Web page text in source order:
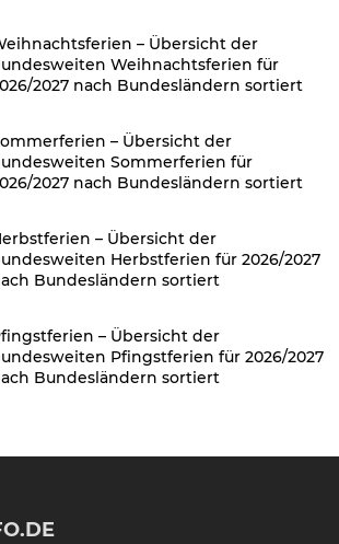
– Übersicht der
Weihnachtsferien für
2027 nach Bundesländern sortiert
– Übersicht der
Sommerferien für
2027 nach Bundesländern sortiert
– Übersicht der
Herbstferien für 2026/2027
Bundesländern sortiert
– Übersicht der
Pfingstferien für 2026/2027
Bundesländern sortiert